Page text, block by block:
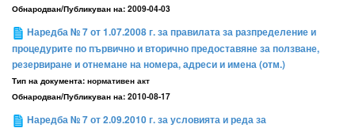
Обнародван/Публикуван на: 2009-04-03
Наредба № 7 от 1.07.2008 г. за правилата за разпределение и
процедурите по първично и вторично предоставяне за ползване,
резервиране и отнемане на номера, адреси и имена (отм.)
Тип на документа: нормативен акт
Обнародван/Публикуван на: 2010-08-17
Наредба № 7 от 2.09.2010 г. за условията и реда за